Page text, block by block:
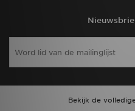
Bekijk de